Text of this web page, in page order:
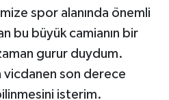
spor alanında önemli
bu büyük camianın bir
gurur duydum.
son derece
isterim.